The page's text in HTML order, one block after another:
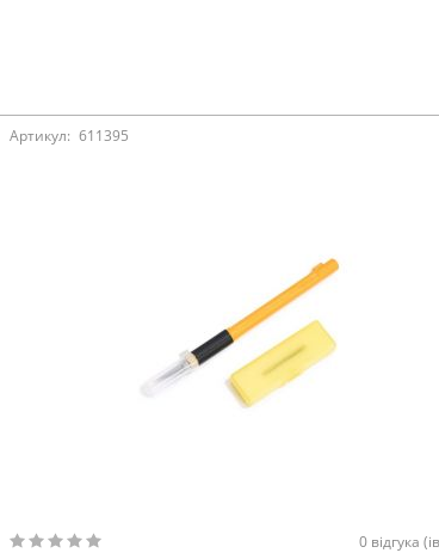
Артикул: 611395
0 відгука